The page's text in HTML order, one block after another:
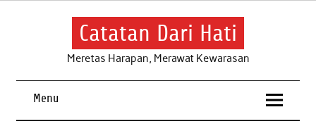
Skip
Catatan Dari Hati
Meretas Harapan, Merawat Kewarasan
Menu